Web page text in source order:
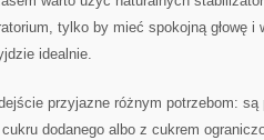
tylko by mieć spokojną głowę i
idealnie.
przyjazne różnym potrzebom: są
dodanego albo z cukrem